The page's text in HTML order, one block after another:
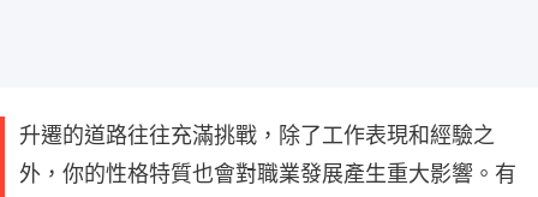
升遷的道路往往充滿挑戰，除了工作表現和經驗之
外，你的性格特質也會對職業發展產生重大影響。有